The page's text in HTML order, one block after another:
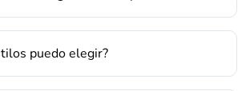
puedo elegir?